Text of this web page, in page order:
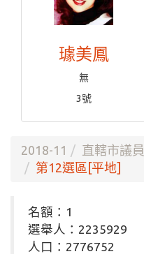
璩美鳳
無
3號
2018-11 直轄市議員
第12選區[平地]
名額：1
選舉人：2235929
人口：2776752